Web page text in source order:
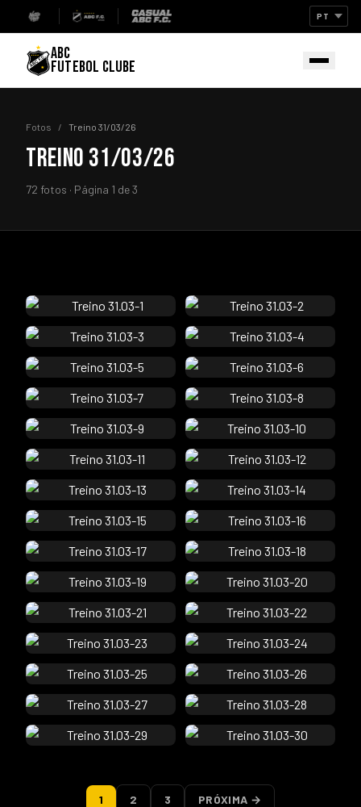
ABC
FUTEBOL CLUBE
Fotos / Treino 31/03/26
TREINO 31/03/26
72 fotos · Página 1 de 3
1 2 3 PRÓXIMA →